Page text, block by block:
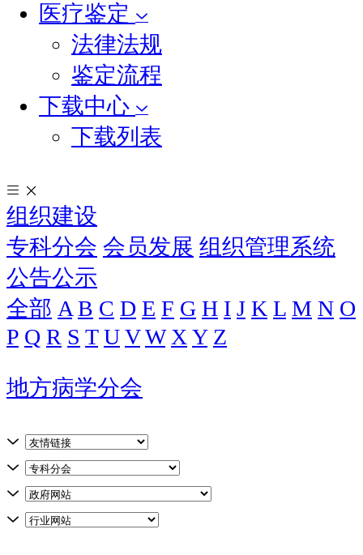
医疗鉴定
法律法规
鉴定流程
下载中心
下载列表
组织建设
专科分会 会员发展 组织管理系统
公告公示
全部 A B C D E F G H I J K L M N O
P Q R S T UVW X Y Z
地方病学分会